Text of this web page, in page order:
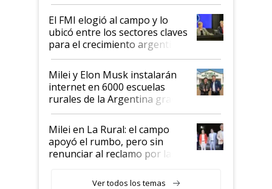
de Milei
El FMI elogió al campo y lo
ubicó entre los sectores claves
para el crecimiento argentino
Milei y Elon Musk instalarán
internet en 6000 escuelas
rurales de la Argentina gracias
a un acuerdo con Starlink
Milei en La Rural: el campo
apoyó el rumbo, pero sin
renunciar al reclamo por las
Ver todos los temas